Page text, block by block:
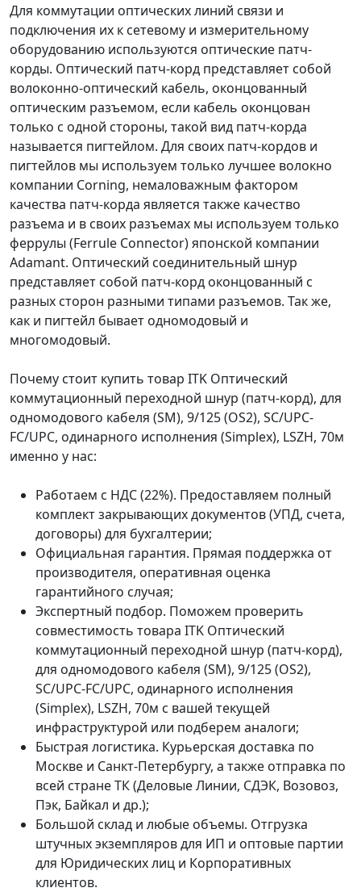
Для коммутации оптических линий связи и
подключения их к сетевому и измерительному
оборудованию используются оптические патч-
корды. Оптический патч-корд представляет собой
волоконно-оптический кабель, оконцованный
оптическим разъемом, если кабель оконцован
только с одной стороны, такой вид патч-корда
называется пигтейлом. Для своих патч-кордов и
пигтейлов мы используем только лучшее волокно
компании Corning, немаловажным фактором
качества патч-корда является также качество
разъема и в своих разъемах мы используем только
феррулы (Ferrule Connector) японской компании
Adamant. Оптический соединительный шнур
представляет собой патч-корд оконцованный с
разных сторон разными типами разъемов. Так же,
как и пигтейл бывает одномодовый и
многомодовый.
Почему стоит купить товар ITK Оптический
коммутационный переходной шнур (патч-корд), для
одномодового кабеля (SM), 9/125 (OS2), SC/UPC-
FC/UPC, одинарного исполнения (Simplex), LSZH, 70м
именно у нас:
Работаем с НДС (22%). Предоставляем полный
комплект закрывающих документов (УПД, счета,
договоры) для бухгалтерии;
Официальная гарантия. Прямая поддержка от
производителя, оперативная оценка
гарантийного случая;
Экспертный подбор. Поможем проверить
совместимость товара ITK Оптический
коммутационный переходной шнур (патч-корд),
для одномодового кабеля (SM), 9/125 (OS2),
SC/UPC-FC/UPC, одинарного исполнения
(Simplex), LSZH, 70м с вашей текущей
инфраструктурой или подберем аналоги;
Быстрая логистика. Курьерская доставка по
Москве и Санкт-Петербургу, а также отправка по
всей стране ТК (Деловые Линии, СДЭК, Возовоз,
Пэк, Байкал и др.);
Большой склад и любые объемы. Отгрузка
штучных экземпляров для ИП и оптовые партии
для Юридических лиц и Корпоративных
клиентов.